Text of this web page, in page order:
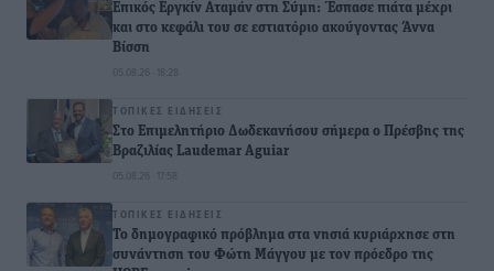
Επικός Εργκίν Αταμάν στη Σύμη: Έσπασε πιάτα μέχρι
και στο κεφάλι του σε εστιατόριο ακούγοντας Άννα
Βίσση
05.08.26 · 18:28
ΤΟΠΙΚΈΣ ΕΙΔΉΣΕΙΣ
Στο Επιμελητήριο Δωδεκανήσου σήμερα ο Πρέσβης της
Βραζιλίας Laudemar Aguiar
05.08.26 · 17:58
ΤΟΠΙΚΈΣ ΕΙΔΉΣΕΙΣ
To δημογραφικό πρόβλημα στα νησιά κυριάρχησε στη
συνάντηση του Φώτη Μάγγου με τον πρόεδρο της